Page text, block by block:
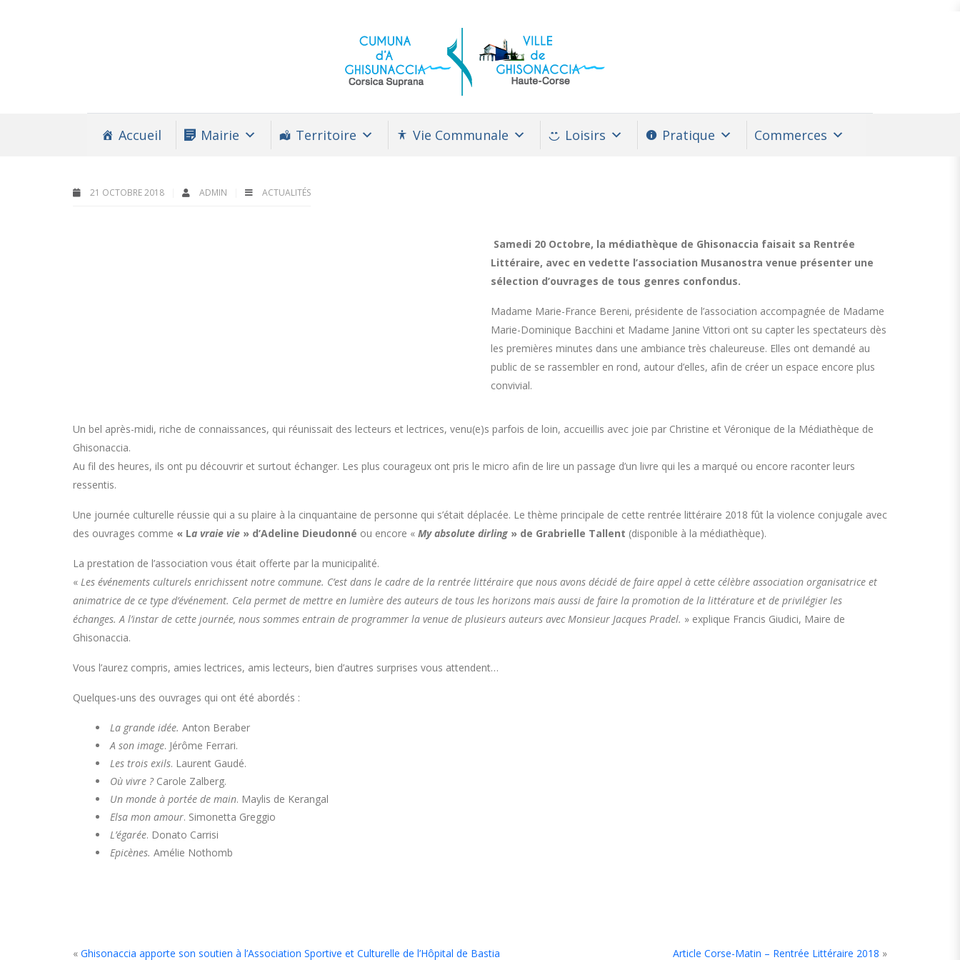
Accueil Mairie Territoire Vie Communale Loisirs Pratique Commerces
21 OCTOBRE 2018 ADMIN ACTUALITÉS
Samedi 20 Octobre, la médiathèque de Ghisonaccia faisait sa Rentrée
Littéraire, avec en vedette l’association Musanostra venue présenter une
sélection d’ouvrages de tous genres confondus.
Madame Marie-France Bereni, présidente de l’association accompagnée de Madame
Marie-Dominique Bacchini et Madame Janine Vittori ont su capter les spectateurs dès
les premières minutes dans une ambiance très chaleureuse. Elles ont demandé au
public de se rassembler en rond, autour d’elles, afin de créer un espace encore plus
convivial.
Un bel après-midi, riche de connaissances, qui réunissait des lecteurs et lectrices, venu(e)s parfois de loin, accueillis avec joie par Christine et Véronique de la Médiathèque de
Ghisonaccia.
Au fil des heures, ils ont pu découvrir et surtout échanger. Les plus courageux ont pris le micro afin de lire un passage d’un livre qui les a marqué ou encore raconter leurs
ressentis.
Une journée culturelle réussie qui a su plaire à la cinquantaine de personne qui s’était déplacée. Le thème principale de cette rentrée littéraire 2018 fût la violence conjugale avec
des ouvrages comme « La vraie vie » d’Adeline Dieudonné ou encore « My absolute dirling » de Grabrielle Tallent (disponible à la médiathèque).
La prestation de l’association vous était offerte par la municipalité.
« Les événements culturels enrichissent notre commune. C’est dans le cadre de la rentrée littéraire que nous avons décidé de faire appel à cette célèbre association organisatrice et
animatrice de ce type d’événement. Cela permet de mettre en lumière des auteurs de tous les horizons mais aussi de faire la promotion de la littérature et de privilégier les
échanges. A l’instar de cette journée, nous sommes entrain de programmer la venue de plusieurs auteurs avec Monsieur Jacques Pradel. » explique Francis Giudici, Maire de
Ghisonaccia.
Vous l’aurez compris, amies lectrices, amis lecteurs, bien d’autres surprises vous attendent…
Quelques-uns des ouvrages qui ont été abordés :
La grande idée. Anton Beraber
A son image. Jérôme Ferrari.
Les trois exils. Laurent Gaudé.
Où vivre ?Carole Zalberg.
Un monde à portée de main. Maylis de Kerangal
Elsa mon amour. Simonetta Greggio
L’égarée. Donato Carrisi
Epicènes. Amélie Nothomb
« Ghisonaccia apporte son soutien à l’Association Sportive et Culturelle de l’Hôpital de Bastia Article Corse-Matin – Rentrée Littéraire 2018 »